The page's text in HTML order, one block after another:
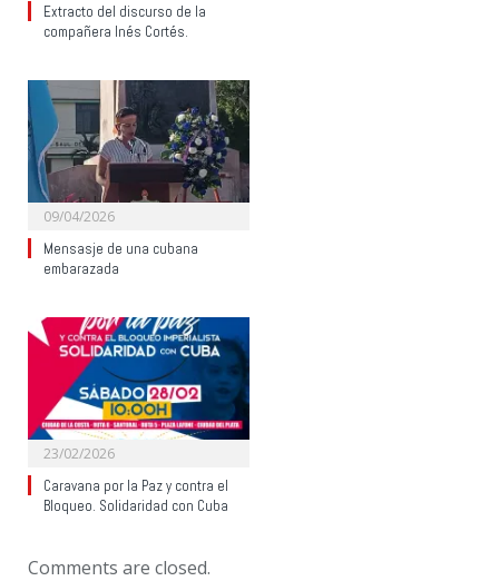
Extracto del discurso de la
compañera Inés Cortés.
09/04/2026
Mensasje de una cubana
embarazada
23/02/2026
Caravana por la Paz y contra el
Bloqueo. Solidaridad con Cuba
Comments are closed.